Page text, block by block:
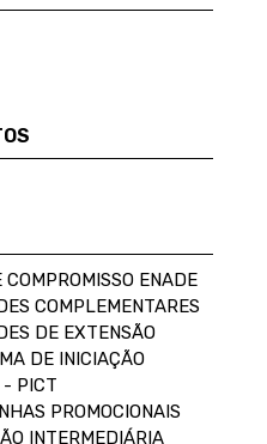
ENADE
COMPLEMENTARES
DE EXTENSÃO
DE INICIAÇÃO
- PICT
PROMOCIONAIS
INTERMEDIÁRIA